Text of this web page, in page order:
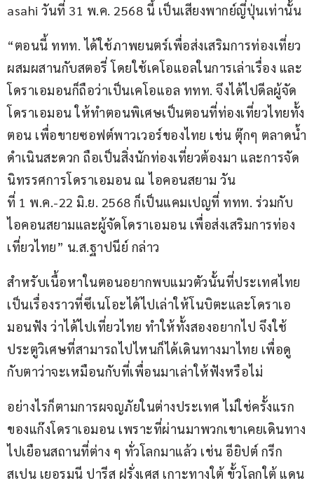
asahi วันที่ 31 พ.ค. 2568 นี้ เป็นเสียงพากย์ญี่ปุ่นเท่านั้น
“ตอนนี้ ททท. ได้ใช้ภาพยนตร์เพื่อส่งเสริมการท่องเที่ยว
ผสมผสานกับสตอรี่ โดยใช้เคโอแอลในการเล่าเรื่อง และ
โดราเอมอนก็ถือว่าเป็นเคโอแอล ททท. จึงได้ไปดีลผู้จัด
โดราเอมอน ให้ทำตอนพิเศษเป็นตอนที่ท่องเที่ยวไทยทั้ง
ตอน เพื่อขายซอฟต์พาวเวอร์ของไทย เช่น ตุ๊กๆ ตลาดน้ำ
ดำเนินสะดวก ถือเป็นสิ่งนักท่องเที่ยวต้องมา และการจัด
นิทรรศการโดราเอมอน ณ ไอคอนสยาม วัน
ที่ 1 พ.ค.-22 มิ.ย. 2568 ก็เป็นแคมเปญที่ ททท. ร่วมกับ
ไอคอนสยามและผู้จัดโดราเอมอน เพื่อส่งเสริมการท่อง
เที่ยวไทย” น.ส.ฐาปนีย์ กล่าว
สำหรับเนื้อหาในตอนอยากพบแมวตัวนั้นที่ประเทศไทย
เป็นเรื่องราวที่ซึเนโอะได้ไปเล่าให้โนบิตะและโดราเอ
มอนฟัง ว่าได้ไปเที่ยวไทย ทำให้ทั้งสองอยากไป จึงใช้
ประตูวิเศษที่สามารถไปไหนก็ได้เดินทางมาไทย เพื่อดู
กับตาว่าจะเหมือนกับที่เพื่อนมาเล่าให้ฟังหรือไม่
อย่างไรก็ตามการผจญภัยในต่างประเทศ ไม่ใช่ครั้งแรก
ของแก๊งโดราเอมอน เพราะที่ผ่านมาพวกเขาเคยเดินทาง
ไปเยือนสถานที่ต่าง ๆ ทั่วโลกมาแล้ว เช่น อียิปต์ กรีก
สเปน เยอรมนี ปารีส ฝรั่งเศส เกาะทางใต้ ขั้วโลกใต้ แดน